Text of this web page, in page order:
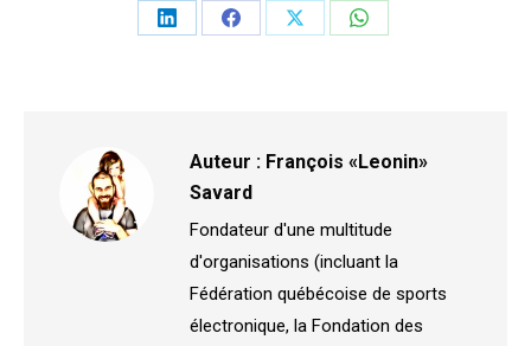
PartagerPartagerPartagerPartager
Auteur : François «Leonin»
Savard
Fondateur d'une multitude
d'organisations (incluant la
Fédération québécoise de sports
électronique, la Fondation des